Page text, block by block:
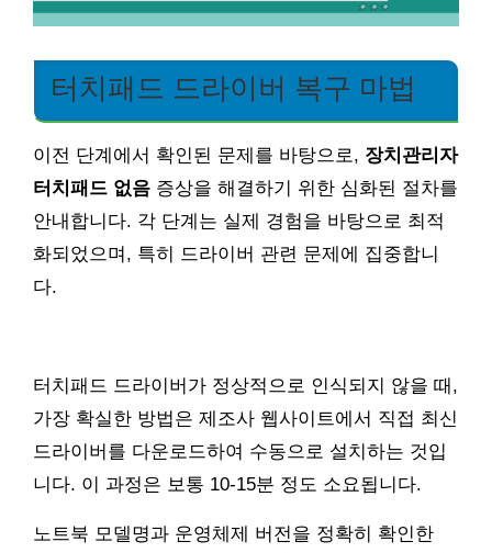
터치패드 드라이버 복구 마법
이전 단계에서 확인된 문제를 바탕으로, 장치관리자
터치패드 없음 증상을 해결하기 위한 심화된 절차를
안내합니다. 각 단계는 실제 경험을 바탕으로 최적
화되었으며, 특히 드라이버 관련 문제에 집중합니
다.
터치패드 드라이버가 정상적으로 인식되지 않을 때,
가장 확실한 방법은 제조사 웹사이트에서 직접 최신
드라이버를 다운로드하여 수동으로 설치하는 것입
니다. 이 과정은 보통 10-15분 정도 소요됩니다.
노트북 모델명과 운영체제 버전을 정확히 확인한